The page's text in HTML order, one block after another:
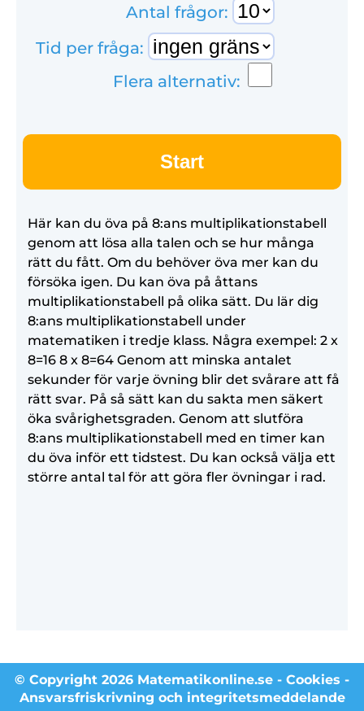
Antal frågor:
Tid per fråga:
Flera alternativ:
Start
Här kan du öva på 8:ans multiplikationstabell
genom att lösa alla talen och se hur många
rätt du fått. Om du behöver öva mer kan du
försöka igen. Du kan öva på åttans
multiplikationstabell på olika sätt. Du lär dig
8:ans multiplikationstabell under
matematiken i tredje klass. Några exempel: 2 x
8=16 8 x 8=64 Genom att minska antalet
sekunder för varje övning blir det svårare att få
rätt svar. På så sätt kan du sakta men säkert
öka svårighetsgraden. Genom att slutföra
8:ans multiplikationstabell med en timer kan
du öva inför ett tidstest. Du kan också välja ett
större antal tal för att göra fler övningar i rad.
© Copyright 2026 Matematikonline.se - Cookies -
Ansvarsfriskrivning och integritetsmeddelande